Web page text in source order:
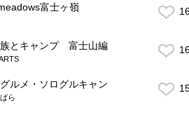
富士ヶ嶺
とキャンプ 富士山編
ルメ・ソログルキャン
ら